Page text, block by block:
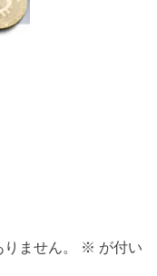
ません。 ※ が付い